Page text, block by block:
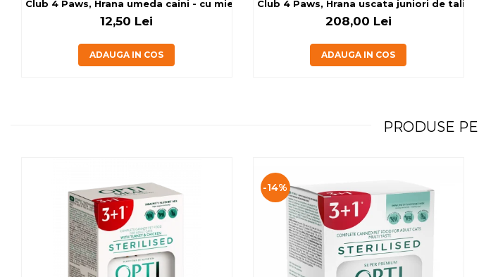
Club 4 Paws, Hrana umeda caini - cu miel, set 5+1, 6x80 g
12,50 Lei
ADAUGA IN COS
Club 4 Paws, Hrana uscata juniori de talie
208,00 Lei
ADAUGA IN COS
PRODUSE
-14%